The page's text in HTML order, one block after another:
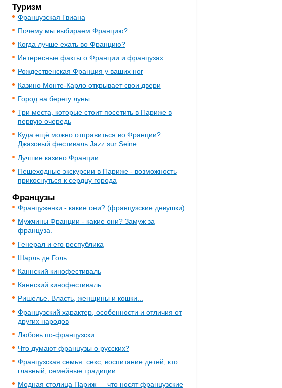
Туризм
Французская Гвиана
Почему мы выбираем Францию?
Когда лучше ехать во Францию?
Интересные факты о Франции и французах
Рождественская Франция у ваших ног
Казино Монте-Карло открывает свои двери
Город на берегу луны
Три места, которые стоит посетить в Париже в
первую очередь
Куда ещё можно отправиться во Франции?
Джазовый фестиваль Jazz sur Seine
Лучшие казино Франции
Пешеходные экскурсии в Париже - возможность
прикоснуться к сердцу города
Французы
Француженки - какие они? (французские девушки)
Мужчины Франции - какие они? Замуж за
француза.
Генерал и его республика
Шарль де Голь
Каннский кинофестиваль
Каннский кинофестиваль
Ришелье. Власть, женщины и кошки...
Французский характер, особенности и отличия от
других народов
Любовь по-французски
Что думают французы о русских?
Французская семья: секс, воспитание детей, кто
главный, семейные традиции
Модная столица Париж — что носят французские